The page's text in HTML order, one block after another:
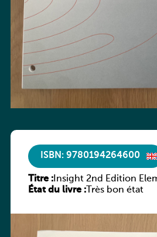
ISBN: 9780194264600
Titre :Insight 2nd Edition
Book with Digital Pack
État du livre :Très bon état